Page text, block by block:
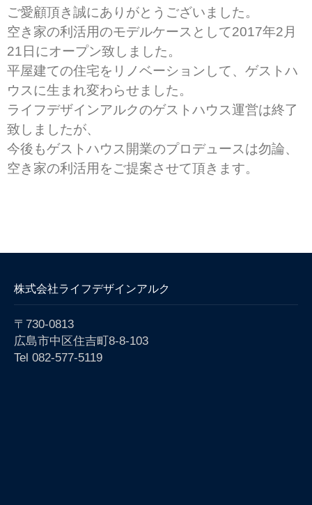
生命保険 損害保険の代理店
Financial planner
ドローン 雨漏り調査
Dronesurveying
会社概要
Company
ご愛顧頂き誠にありがとうございました。
空き家の利活用のモデルケースとして2017年2月
21日にオープン致しました。
平屋建ての住宅をリノベーションして、ゲストハ
ウスに生まれ変わらせました。
ライフデザインアルクのゲストハウス運営は終了
致しましたが、
今後もゲストハウス開業のプロデュースは勿論、
空き家の利活用をご提案させて頂きます。
株式会社ライフデザインアルク
〒730-0813
広島市中区住吉町8-8-103
Tel 082-577-5119